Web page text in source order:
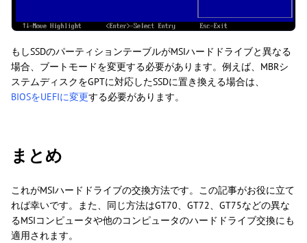
もしSSDのパーティションテーブルがMSIハードドライブと異なる
場合、ブートモードを変更する必要があります。例えば、MBRシ
ステムディスクをGPTに対応したSSDに置き換える場合は、
BIOSをUEFIに変更する必要があります。
まとめ
これがMSIハードドライブの交換方法です。この記事がお役に立て
れば幸いです。また、同じ方法はGT70、GT72、GT75などの異な
るMSIコンピュータや他のコンピュータのハードドライブ交換にも
適用されます。